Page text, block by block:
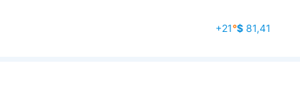
+21°$ 81,41